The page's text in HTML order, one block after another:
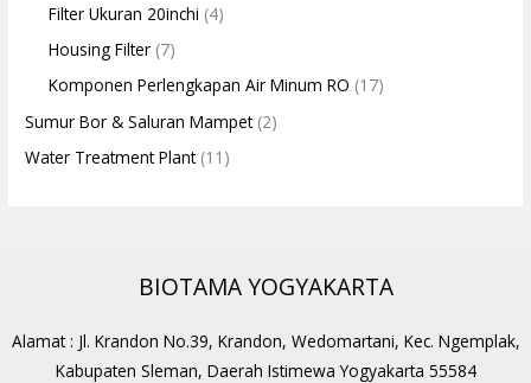
Filter Ukuran 20inchi (4)
Housing Filter (7)
Komponen Perlengkapan Air Minum RO (17)
Sumur Bor & Saluran Mampet(2)
Water Treatment Plant(11)
BIOTAMA YOGYAKARTA
Alamat : Jl. Krandon No.39, Krandon, Wedomartani, Kec. Ngemplak,
Kabupaten Sleman, Daerah Istimewa Yogyakarta 55584